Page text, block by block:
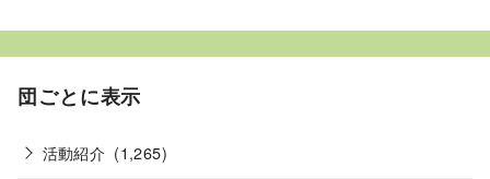
団ごとに表示
活動紹介 (1,265)